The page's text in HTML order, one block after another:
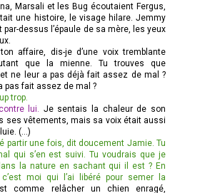
Marsali et les Bug écoutaient Fergus,
une histoire, le visage hilare. Jemmy
par-dessus l’épaule de sa mère, les yeux
affaire, dis-je d’une voix tremblante
que la mienne. Tu trouves que
ne leur a pas déjà fait assez de mal ?
pas fait assez de mal ?
trop.
lui. Je sentais la chaleur de son
ses vêtements, mais sa voix était aussi
(…)
partir une fois, dit doucement Jamie. Tu
qui s’en est suivi. Tu voudrais que je
la nature en sachant qui il est ? En
moi qui l’ai libéré pour semer la
comme relâcher un chien enragé,